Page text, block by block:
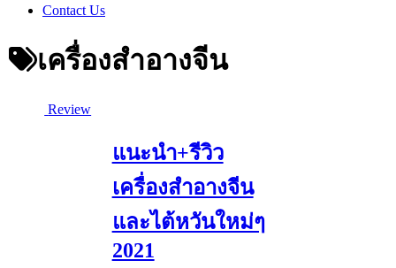
Contact Us
เครื่องสำอางจีน
Review
แนะนำ+รีวิว
เครื่องสำอางจีน
และไต้หวันใหม่ๆ
2021